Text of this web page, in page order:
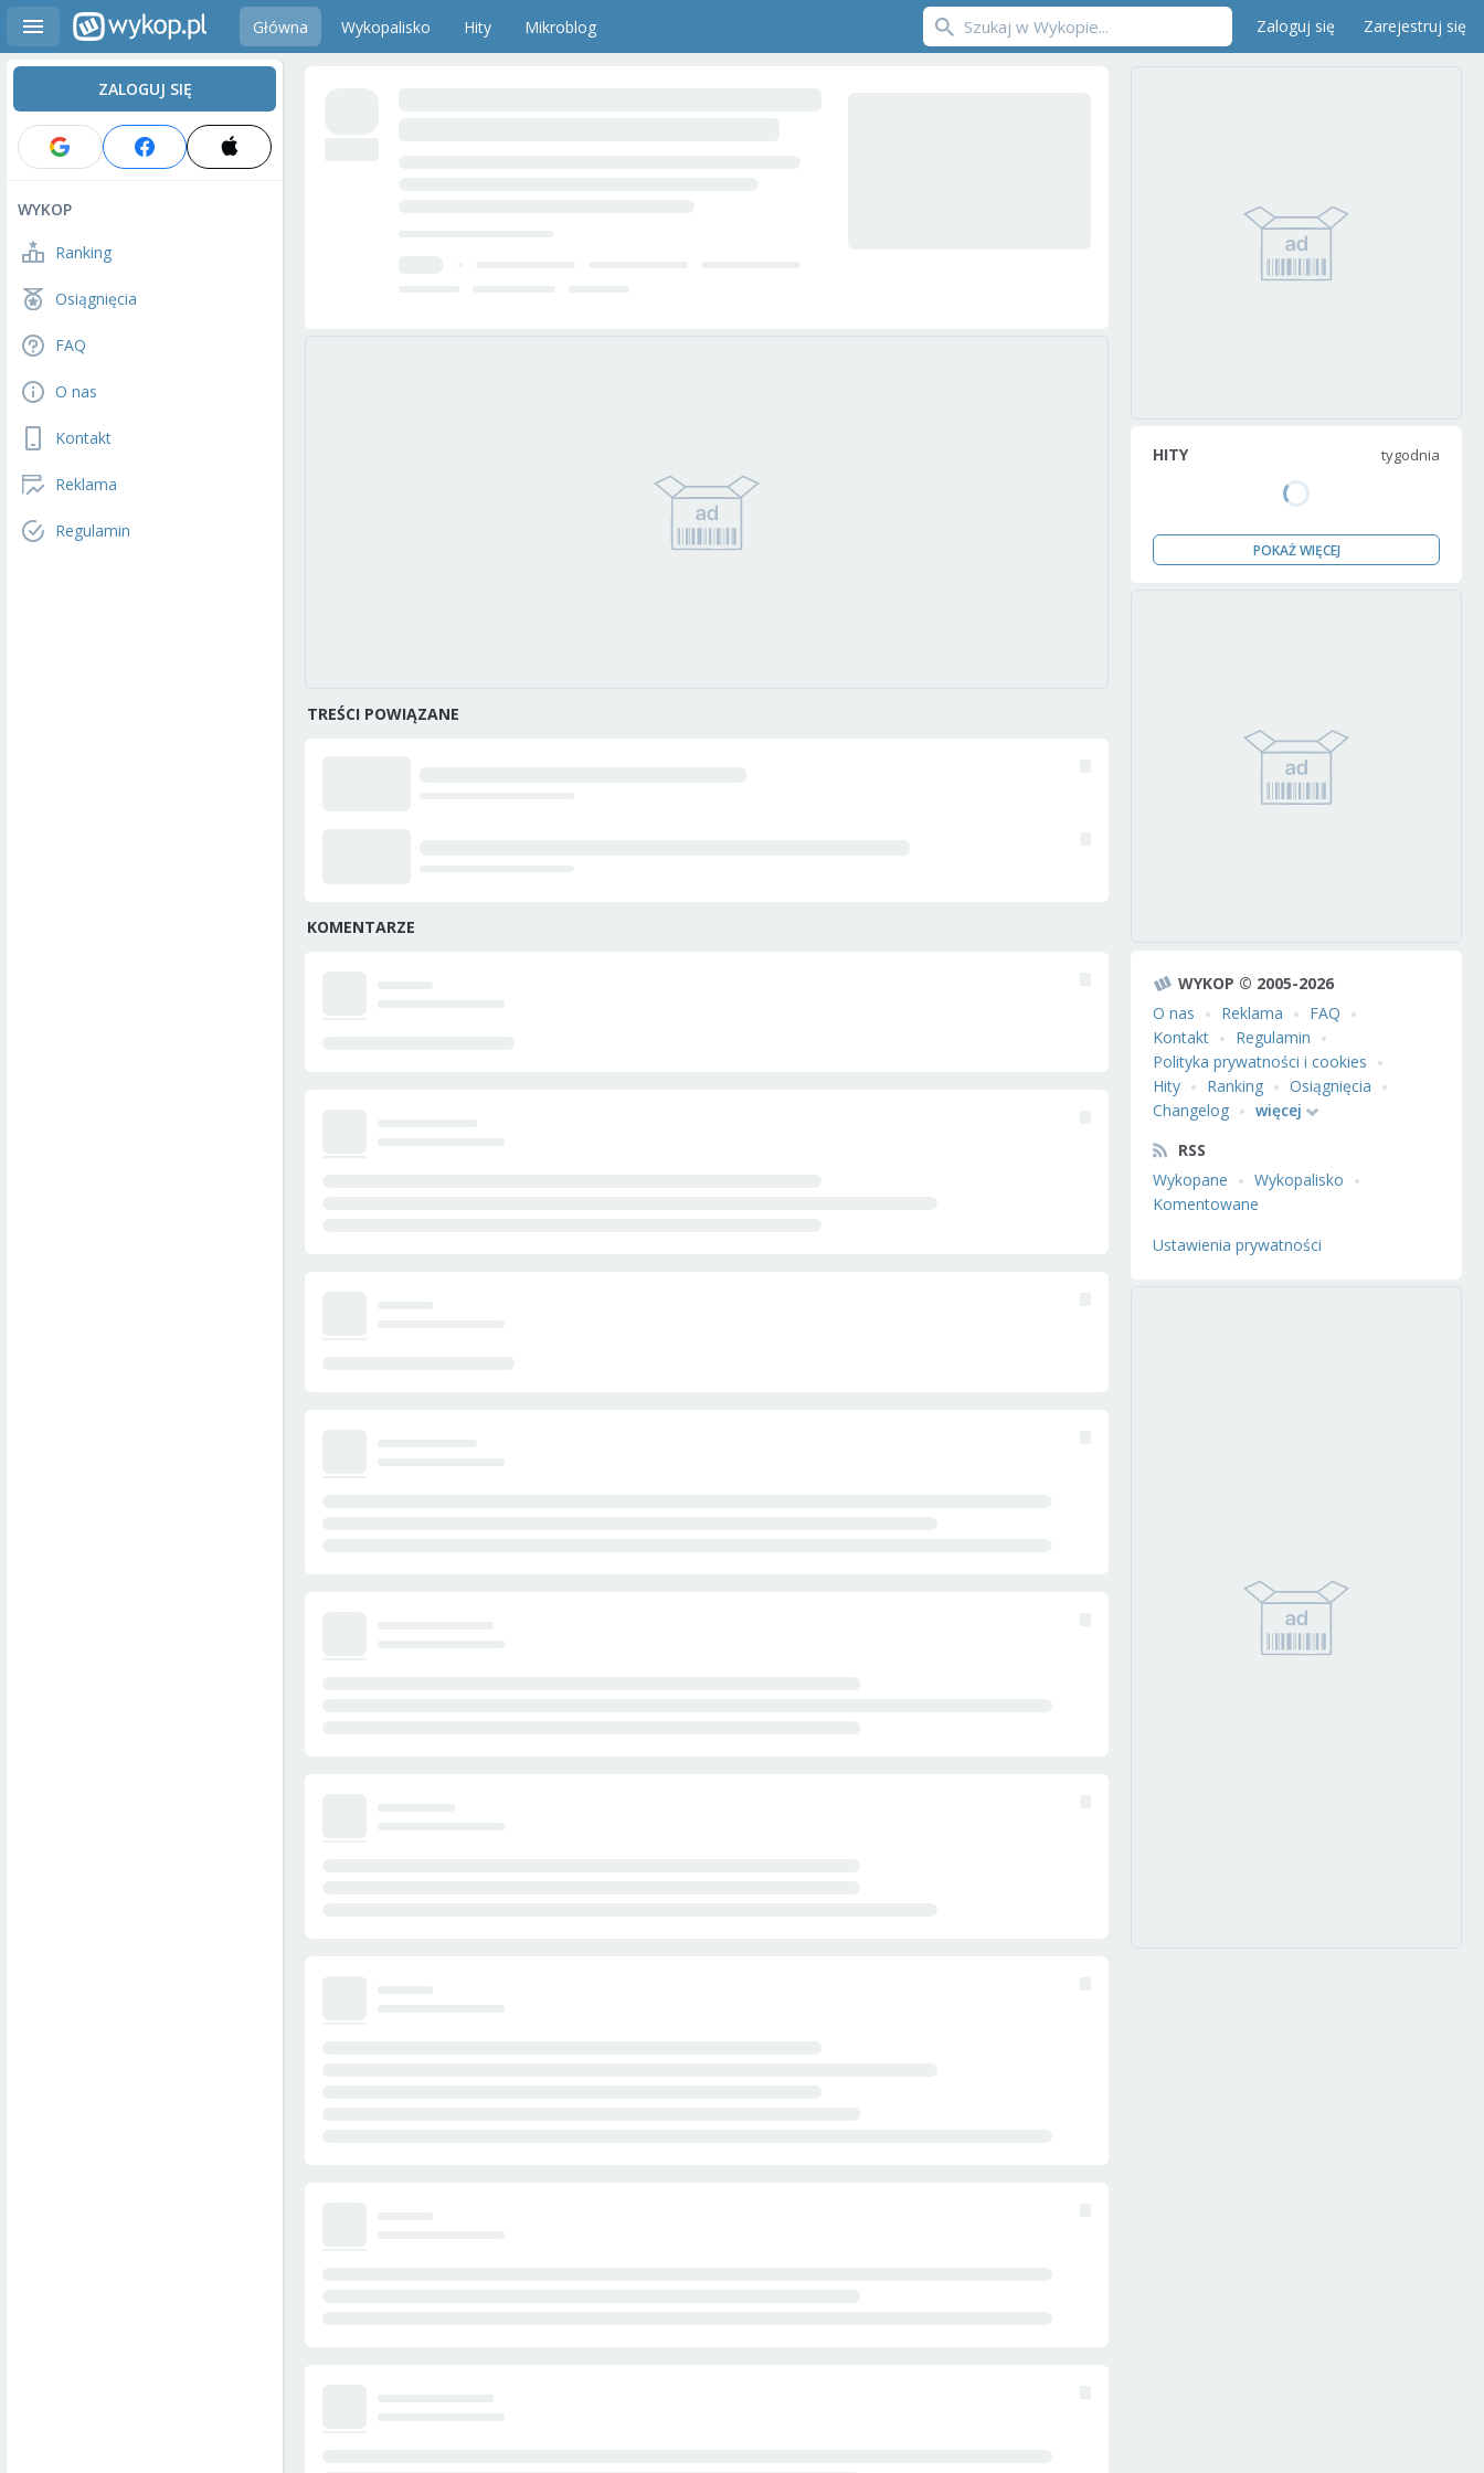
Główna Wykopalisko Hity Mikroblog Zaloguj się Zarejestruj się
ZALOGUJ SIĘ
WYKOP
Ranking
Osiągnięcia
FAQ
O nas
Kontakt
Reklama
Regulamin
TREŚCI POWIĄZANE
KOMENTARZE
HITY tygodnia
POKAŻ WIĘCEJ
WYKOP © 2005-2026
O nas
Reklama
FAQ
Kontakt
Regulamin
Polityka prywatności i cookies
Hity
Ranking
Osiągnięcia
Changelog
więcej
RSS
Wykopane
Wykopalisko
Komentowane
Ustawienia prywatności